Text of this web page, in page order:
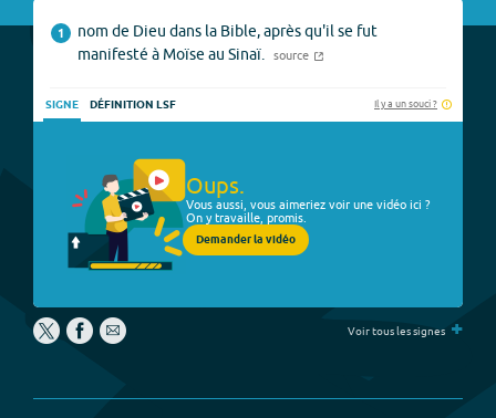
1
nom de Dieu dans la Bible, après qu'il se fut
manifesté à Moïse au Sinaï.
source
SIGNE DÉFINITION LSF Il y a un souci ?
Oups.
Vous aussi, vous aimeriez voir une vidéo ici ?
On y travaille, promis.
Demander la vidéo
Voir tous les signes +